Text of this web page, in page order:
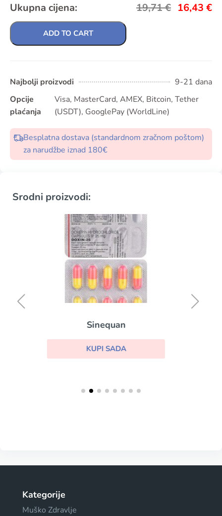
Ukupna cijena: 19,71€ 16,43 €
ADD TO CART
Najbolji proizvodi
9-21 dana
Opcije
plaćanja
Visa, MasterCard, AMEX, Bitcoin, Tether
(USDT), GooglePay (WorldLine)
Besplatna dostava (standardnom zračnom poštom)
za narudžbe iznad 180€
Srodni proizvodi:
Kategorije
Muško Zdravlje